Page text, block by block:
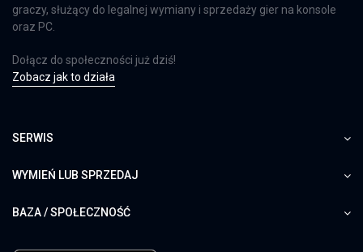
graczy, służący do legalnej wymiany i sprzedaży gier na konsole
oraz PC.
Dołącz do społeczności już dziś!
Zobacz jak to działa
SERWIS
WYMIEŃ LUB SPRZEDAJ
BAZA / SPOŁECZNOŚĆ